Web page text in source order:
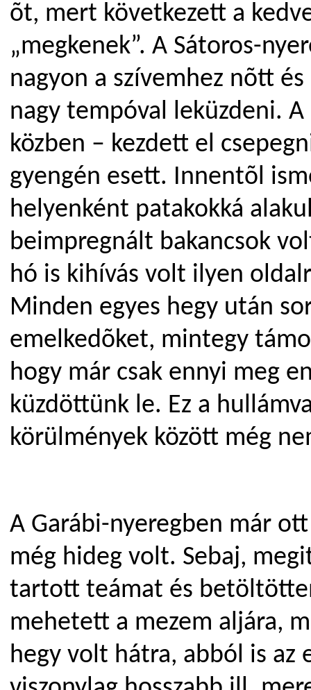
õt, mert következett a
„megkenek”. A Sátoros-
nagyon a szívemhez nõtt
nagy tempóval leküzdeni.
közben – kezdett el
gyengén esett. Innentõl
helyenként patakokká
beimpregnált bakancsok
hó is kihívás volt ilyen
Minden egyes hegy után
emelkedõket, mintegy
hogy már csak ennyi meg
küzdöttünk le. Ez a
körülmények között még
A Garábi-nyeregben már
még hideg volt. Sebaj,
tartott teámat és
mehetett a mezem aljára,
hegy volt hátra, abból is az